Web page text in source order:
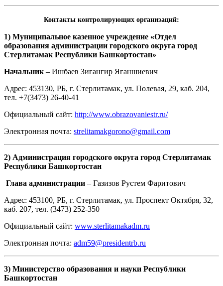
Контакты контролирующих организаций:
1) Муниципальное казенное учреждение «Отдел
образования администрации городского округа город
Стерлитамак Республики Башкортостан»
Начальник – Ишбаев Зигангир Яганшиевич
Адрес: 453130, РБ, г. Стерлитамак, ул. Полевая, 29, каб. 204,
тел. +7(3473) 26-40-41
Официальный сайт: http://www.obrazovaniestr.ru/
Электронная почта: strelitamakgorono@gmail.com
2) Администрация городского округа город Стерлитамак
Республики Башкортостан
Глава администрации – Газизов Рустем Фаритович
Адрес: 453100, РБ, г. Стерлитамак, ул. Проспект Октября, 32,
каб. 207, тел. (3473) 252-350
Официальный сайт: www.sterlitamakadm.ru
Электронная почта: adm59@presidentrb.ru
3) Министерство образования и науки Республики
Башкортостан